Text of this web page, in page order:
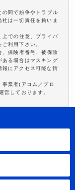
間で紛争やトラブル
は一切責任を負いま
での注意、プライバ
利用下さい。
保険者番号、被保険
ある場合はマスキング
報にアクセス可能な情
業者(アコム／プロ
営しております。